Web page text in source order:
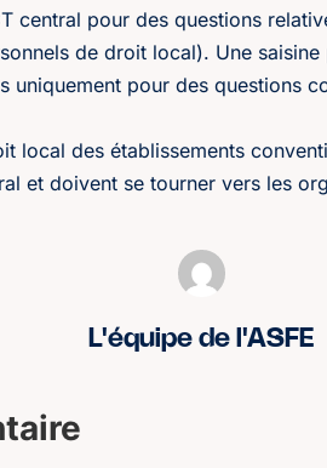
central pour des questions
de droit local). Une
uniquement pour des questions
local des établissements
et doivent se tourner vers les
L'équipe de l'ASFE